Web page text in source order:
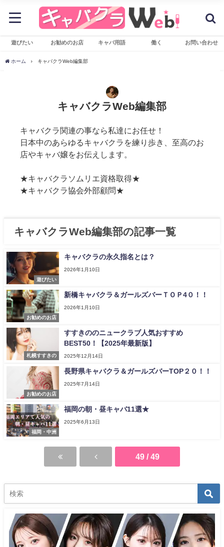
遊びたい お勧めのお店 キャバ用語 働く お問い合わせ
ホーム キャバクラWeb編集部
キャバクラWeb編集部
キャバクラ関連の事なら私達にお任せ！
日本中のあらゆるキャバクラを練り歩き、至高のお
店やキャバ嬢をお伝えします。
★キャバクラソムリエ資格取得★
★キャバクラ協会外部顧問★
キャバクラWeb編集部の記事一覧
遊びたい
キャバクラの永久指名とは？
2026年1月10日
お勧めのお店
新橋キャバクラ＆ガールズバーＴＯＰ4０！！
2026年1月10日
札幌すすきの
すすきののニュークラブ人気おすすめ
BEST50！【2025年最新版】
2025年12月14日
お勧めのお店
長野県キャバクラ＆ガールズバーTOP２０！！
2025年7月14日
福岡・中洲
福岡の朝・昼キャバ11選★
2025年6月13日
49 / 49